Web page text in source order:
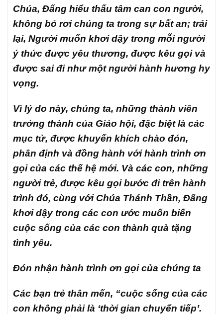
Chúa, Đấng hiểu thấu tâm can con người,
không bỏ rơi chúng ta trong sự bất an; trái
lại, Người muốn khơi dậy trong mỗi người
ý thức được yêu thương, được kêu gọi và
được sai đi như một người hành hương hy
vọng.
Vì lý do này, chúng ta, những thành viên
trưởng thành của Giáo hội, đặc biệt là các
mục tử, được khuyến khích chào đón,
phân định và đồng hành với hành trình ơn
gọi của các thế hệ mới. Và các con, những
người trẻ, được kêu gọi bước đi trên hành
trình đó, cùng với Chúa Thánh Thần, Đấng
khơi dậy trong các con ước muốn biến
cuộc sống của các con thành quà tặng
tình yêu.
Đón nhận hành trình ơn gọi của chúng ta
Các bạn trẻ thân mến, “cuộc sống của các
con không phải là ‘thời gian chuyển tiếp’.